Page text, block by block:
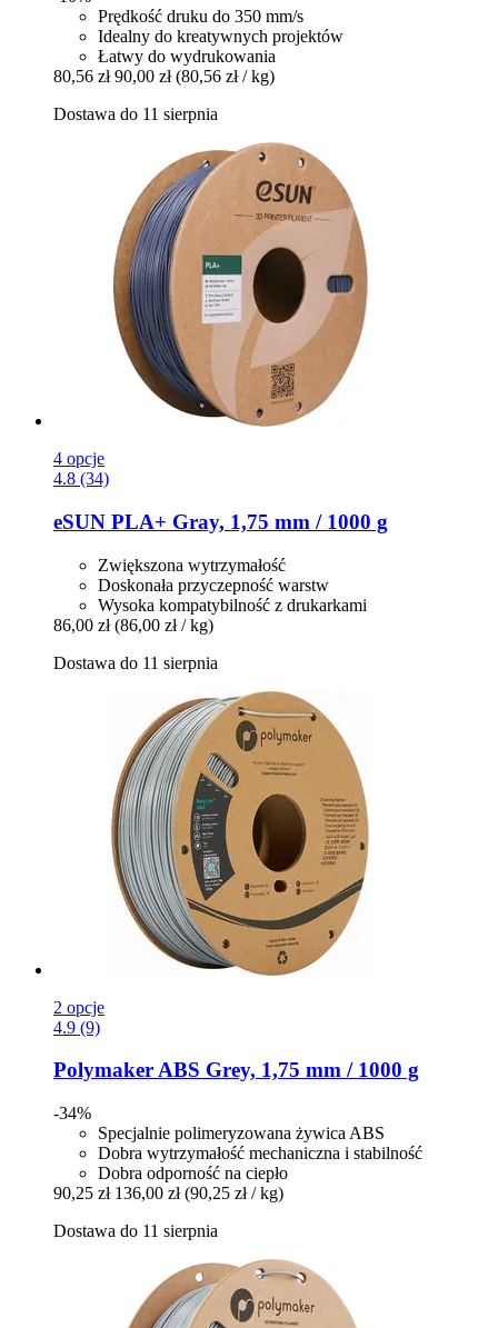
Prędkość druku do 350 mm/s
Idealny do kreatywnych projektów
Łatwy do wydrukowania
80,56 zł 90,00 zł (80,56 zł / kg)
Dostawa do 11 sierpnia
4 opcje
4.8 (34)
eSUN PLA+ Gray, 1,75 mm / 1000 g
Zwiększona wytrzymałość
Doskonała przyczepność warstw
Wysoka kompatybilność z drukarkami
86,00 zł (86,00 zł / kg)
Dostawa do 11 sierpnia
2 opcje
4.9 (9)
PolymakerABS Grey, 1,75 mm / 1000 g
-34%
Specjalnie polimeryzowana żywica ABS
Dobra wytrzymałość mechaniczna i stabilność
Dobra odporność na ciepło
90,25 zł 136,00 zł (90,25 zł / kg)
Dostawa do 11 sierpnia